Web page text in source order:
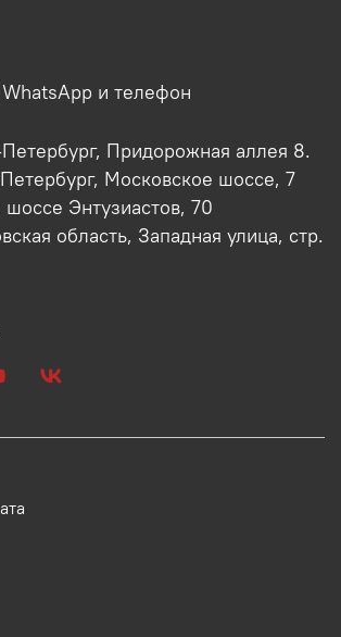
и телефон
Придорожная аллея 8.
Московское шоссе, 7
шоссе Энтузиастов, 70
область, Западная улица, стр.